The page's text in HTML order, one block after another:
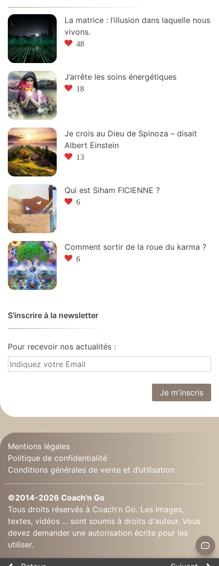
La matrice : l’illusion dans laquelle nous
vivons.
48
J’arrête les soins énergétiques
18
Je crois au Dieu de Spinoza – disait
Albert Einstein
13
Qui est Siham FICIENNE ?
6
Comment sortir de la roue du karma ?
6
S'inscrire à la newsletter
Pour recevoir nos actualités :
Mentions légales
Politique de confidentialité
Conditions générales de vente et d’utilisation
©2014-2026 Coach'n Go
Tous droits réservés à Coach'n Go. Les images,
textes, vidéos ... sont soumis à droits d'auteur. Vous
devez demander une autorisation écrite pour les
utiliser.